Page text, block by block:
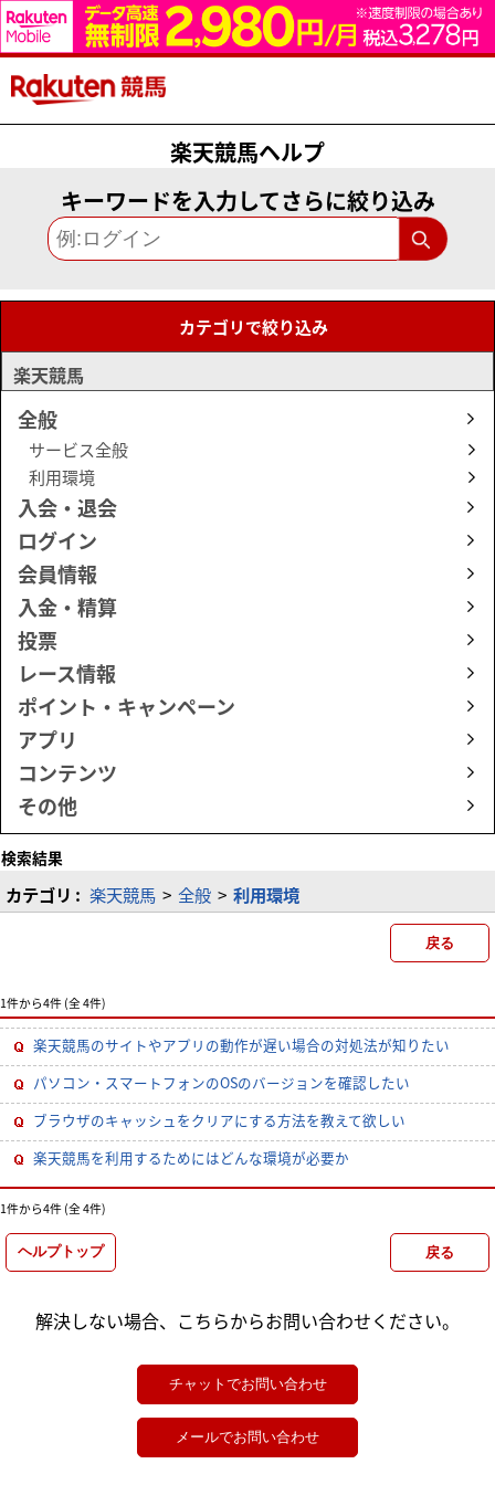
楽天競馬ヘルプ
キーワードを入力してさらに絞り込み
カテゴリで絞り込み
楽天競馬
全般
サービス全般
利用環境
入会・退会
ログイン
会員情報
入金・精算
投票
レース情報
ポイント・キャンペーン
アプリ
コンテンツ
その他
検索結果
カテゴリ : 楽天競馬 > 全般 > 利用環境
1件から4件 (全 4件)
楽天競馬のサイトやアプリの動作が遅い場合の対処法が知りたい
パソコン・スマートフォンのOSのバージョンを確認したい
ブラウザのキャッシュをクリアにする方法を教えて欲しい
楽天競馬を利用するためにはどんな環境が必要か
1件から4件 (全 4件)
解決しない場合、こちらからお問い合わせください。